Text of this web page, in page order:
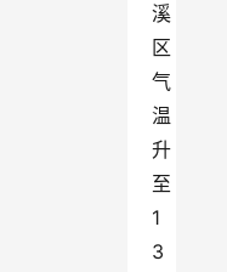
溪
区
气
温
升
至
1
3